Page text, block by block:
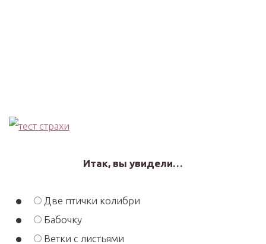
Итак, вы увидели…
Две птички колибри
Бабочку
Ветки с листьями